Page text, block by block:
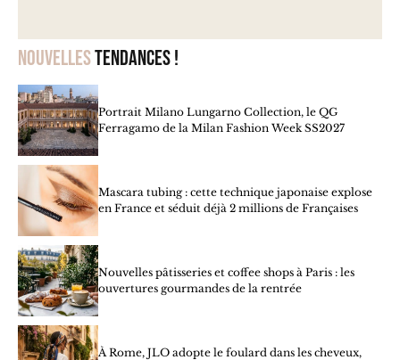
Nouvellestendances !
Portrait Milano Lungarno Collection, le QG
Ferragamo de la Milan Fashion Week SS2027
Mascara tubing : cette technique japonaise explose
en France et séduit déjà 2 millions de Françaises
Nouvelles pâtisseries et coffee shops à Paris : les
ouvertures gourmandes de la rentrée
À Rome, JLO adopte le foulard dans les cheveux,